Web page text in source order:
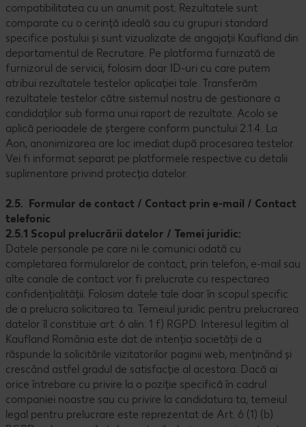
compatibilitatea cu un anumit post. Rezultatele sunt
comparate cu o cerință ideală sau cu grupuri standard
specifice postului și sunt vizualizate de angajații Kaufland din
departamentul de Recrutare. Pe platforma furnizată de
furnizorul de servicii, folosim doar ID-uri cu care putem
atribui rezultatele testelor aplicației tale. Transferăm
rezultatele testelor către sistemul nostru de gestionare a
candidaților sub forma unui raport de rezultate. Acolo se
aplică perioadele de ștergere conform punctului 2.1.4. La
Aon, anonimizarea are loc imediat după procesarea testelor.
Vei fi informat separat pe platformele respective cu detalii
suplimentare privind protecția datelor.
2.5. Formular de contact / Contact prin e-mail / Contact
telefonic
2.5.1 Scopul prelucrării datelor / Temei juridic:
Datele personale pe care ni le comunici odată cu
completarea formularelor de contact, prin telefon, e-mail sau
alte canale de contact vor fi prelucrate cu respectarea
confidențialității. Folosim datele tale doar în scopul specific
de a prelucra solicitarea ta. Temeiul juridic pentru prelucrarea
datelor îl constituie art. 6 alin. 1 f) RGPD. Interesul legitim al
Kaufland România este dat de intenția societății de a
răspunde la solicitările vizitatorilor paginii web, menținând și
crescând astfel gradul de satisfacție al acestora. Dacă ai
orice întrebare cu privire la o poziție specifică în cadrul
companiei noastre sau cu privire la candidatura ta, temeiul
legal pentru prelucrare este reprezentat de Art. 6 (1) (b)